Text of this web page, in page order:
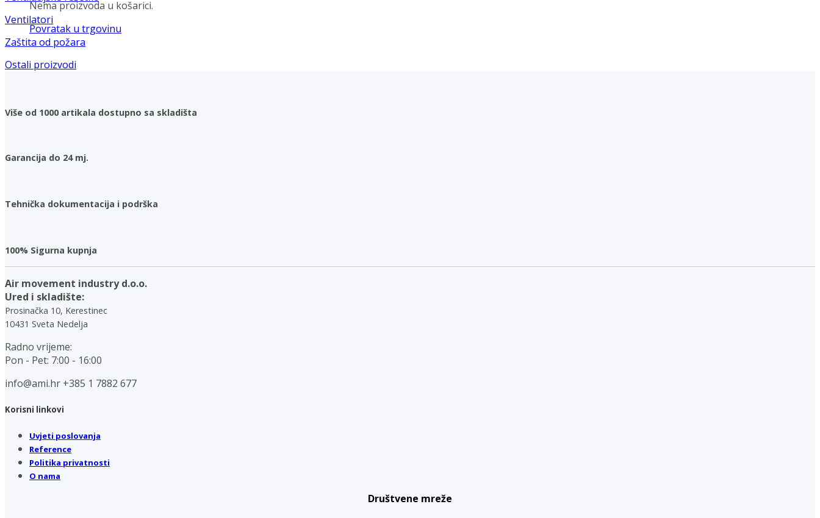
Nema proizvoda u košarici.
Povratak u trgovinu
Ventilatori
Zaštita od požara
Ostali proizvodi
Više od 1000 artikala dostupno sa skladišta
Garancija do 24 mj.
Tehnička dokumentacija i podrška
100% Sigurna kupnja
Air movement industry d.o.o.
Ured i skladište:
Prosinačka 10, Kerestinec
10431 Sveta Nedelja
Radno vrijeme:
Pon - Pet: 7:00 - 16:00
info@ami.hr +385 1 7882 677
Korisni linkovi
Uvjeti poslovanja
Reference
Politika privatnosti
O nama
Društvene mreže